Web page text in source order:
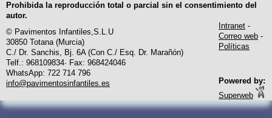
Prohibida la reproducción total o parcial sin el consentimiento del
autor.
© Pavimentos Infantiles,S.L.U
30850 Totana (Murcia)
C./ Dr. Sanchis, Bj. 6A (Con C./ Esq. Dr. Marañón)
Telf.: 968109834· Fax: 968424046
WhatsApp: 722 714 796
info@pavimentosinfantiles.es
Intranet -
Correo web -
Políticas
Powered by:
Superweb